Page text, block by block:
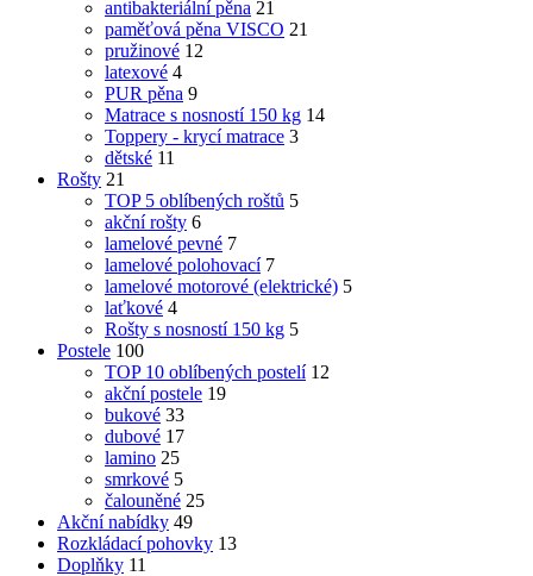
antibakteriální pěna 21
paměťová pěna VISCO 21
pružinové 12
latexové 4
PUR pěna 9
Matrace s nosností 150 kg 14
Toppery - krycí matrace 3
dětské 11
Rošty 21
TOP 5 oblíbených roštů 5
akční rošty 6
lamelové pevné 7
lamelové polohovací 7
lamelové motorové (elektrické) 5
laťkové 4
Rošty s nosností 150 kg 5
Postele 100
TOP 10 oblíbených postelí 12
akční postele 19
bukové 33
dubové 17
lamino 25
smrkové 5
čalouněné 25
Akční nabídky 49
Rozkládací pohovky 13
Doplňky 11